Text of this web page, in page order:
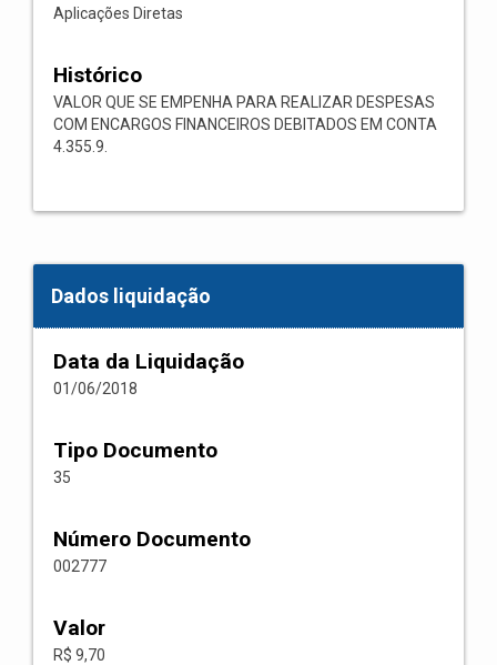
Aplicações Diretas
Histórico
VALOR QUE SE EMPENHA PARA REALIZAR DESPESAS
COM ENCARGOS FINANCEIROS DEBITADOS EM CONTA
4.355.9.
Dados liquidação
Data da Liquidação
01/06/2018
Tipo Documento
35
Número Documento
002777
Valor
R$ 9,70